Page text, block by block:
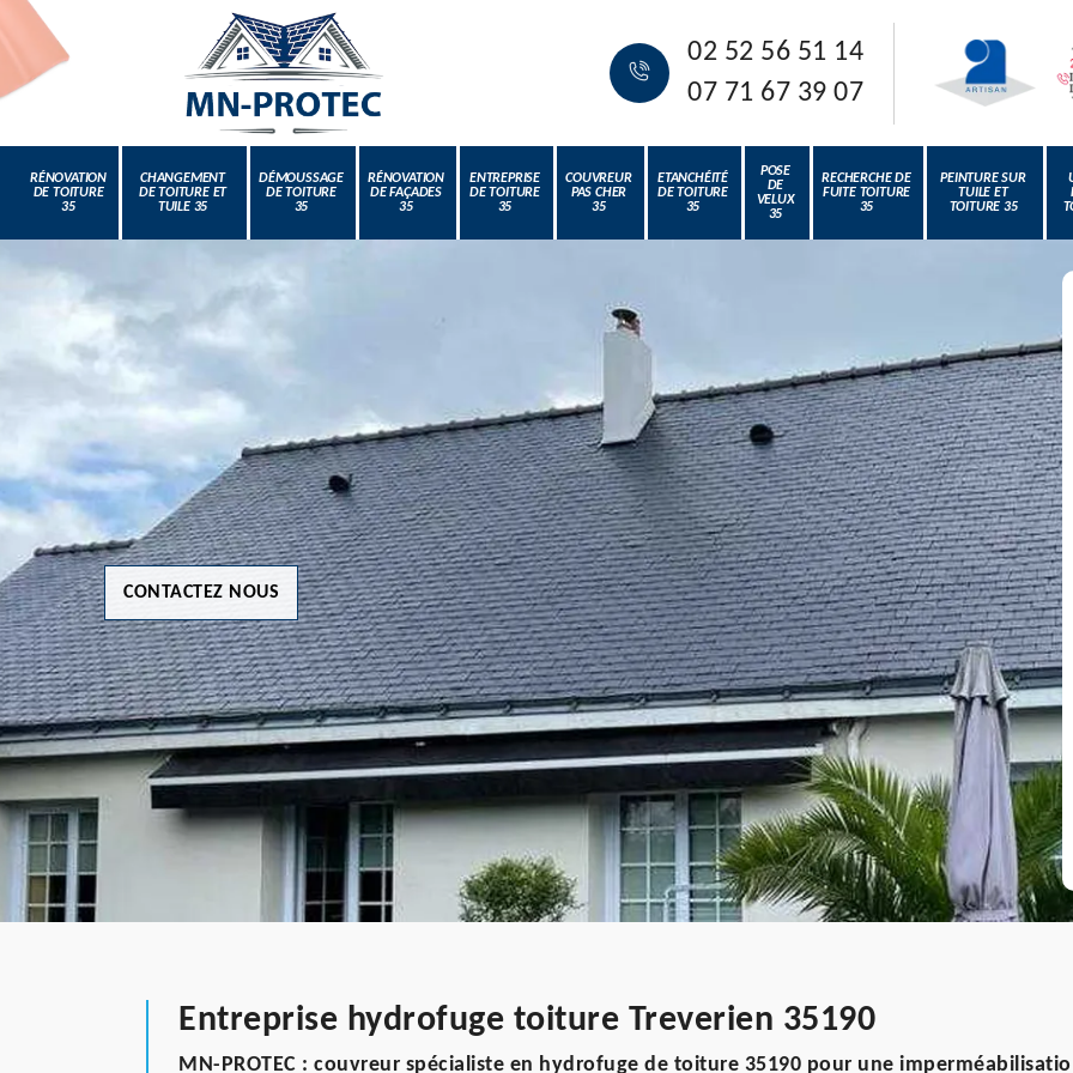
02 52 56 51 14
07 71 67 39 07
RÉNOVATION
DE TOITURE
35
CHANGEMENT
DE TOITURE ET
TUILE 35
DÉMOUSSAGE
DE TOITURE
35
RÉNOVATION
DE FAÇADES
35
ENTREPRISE
DE TOITURE
35
COUVREUR
PAS CHER
35
ETANCHÉITÉ
DE TOITURE
35
POSE
DE
VELUX
35
RECHERCHE DE
FUITE TOITURE
35
PEINTURE SUR
TUILE ET
TOITURE 35
CONTACTEZ NOUS
Entreprise hydrofuge toiture Treverien 35190
MN-PROTEC : couvreur spécialiste en hydrofuge de toiture 35190 pour une